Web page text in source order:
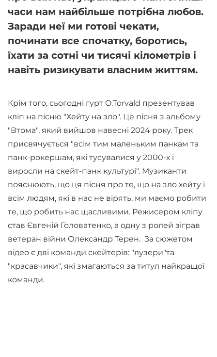
часи нам найбільше потрібна любов.
Заради неї ми готові чекати,
починати все спочатку, боротись,
їхати за сотні чи тисячі кілометрів і
навіть ризикувати власним життям.
Крім того, сьогодні гурт O.Torvald презентував
кліп на пісню "Хейту на зло". Це пісня з альбому
"Втома", який вийшов навесні 2024 року. Трек
присвячується "всім тим маленьким панкам та
панк-рокершам, які тусувалися у 2000-х і
виросли на скейт-панк культурі". Музиканти
пояснюють, що ця пісня про те, що на зло хейту і
всім людям, які в нас не вірять, ми маємо робити
те, що робить нас щасливими. Режисером кліпу
став Євгеній Головатенко, а одну з ролей зіграв
ветеран війни Олександр Терен. За сюжетом
відео є дві команди скейтерів: "лузери"та
"красавчики", які змагаються за титул найкращої
команди.